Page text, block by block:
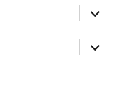
раскрыть
дочернее
меню
раскрыть
дочернее
меню